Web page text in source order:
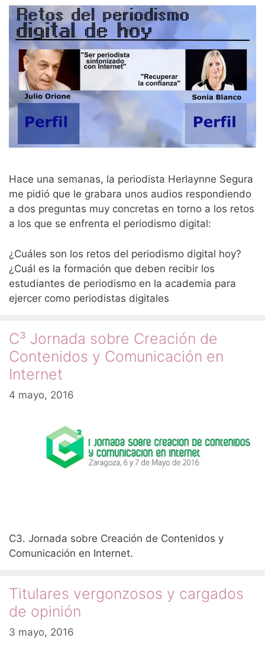
Hace una semanas, la periodista Herlaynne Segura
me pidió que le grabara unos audios respondiendo
a dos preguntas muy concretas en torno a los retos
a los que se enfrenta el periodismo digital:
¿Cuáles son los retos del periodismo digital hoy?
¿Cuál es la formación que deben recibir los
estudiantes de periodismo en la academia para
ejercer como periodistas digitales
C³ Jornada sobre Creación de
Contenidos y Comunicación en
Internet
4 mayo, 2016
C3. Jornada sobre Creación de Contenidos y
Comunicación en Internet.
Titulares vergonzosos y cargados
de opinión
3 mayo, 2016